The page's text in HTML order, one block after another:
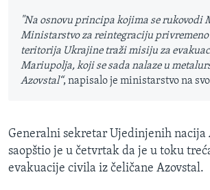
"Na osnovu principa kojima se rukovodi
Ministarstvo za reintegraciju
teritorija Ukrajine traži misiju za
Mariupolja, koji se sada nalaze u
Azovstal“, napisalo je ministarstvo na
Generalni sekretar Ujedinjenih nacija
saopštio je u četvrtak da je u toku
evakuacije civila iz čeličane Azovstal.